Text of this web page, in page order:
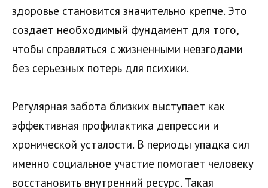
здоровье становится значительно крепче. Это
создает необходимый фундамент для того,
чтобы справляться с жизненными невзгодами
без серьезных потерь для психики.
Регулярная забота близких выступает как
эффективная профилактика депрессии и
хронической усталости. В периоды упадка сил
именно социальное участие помогает человеку
восстановить внутренний ресурс. Такая